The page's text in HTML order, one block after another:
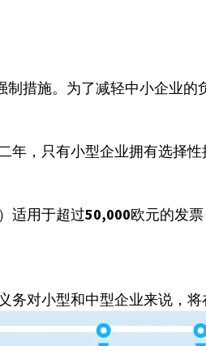
措施。为了减轻中小企业的
，只有小型企业拥有选择性
适用于超过50,000欧元的发
对小型和中型企业来说，